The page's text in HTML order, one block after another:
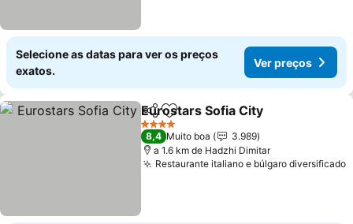
Selecione as datas para ver os preços
exatos.
Ver preços
PartilharAdicionar aos favoritos
Eurostars Sofia City
4 Estrelas
8,4 Muito boa
3.989
a 1.6 km de Hadzhi Dimitar
Restaurante italiano e búlgaro diversificado